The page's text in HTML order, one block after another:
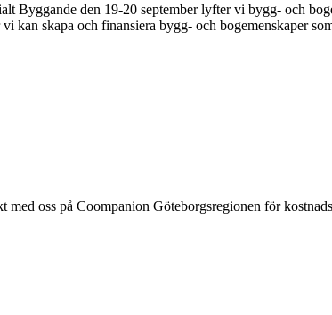
Byggande den 19-20 september lyfter vi bygg- och
kan skapa och finansiera bygg- och bogemenskaper
oss på Coompanion Göteborgsregionen för